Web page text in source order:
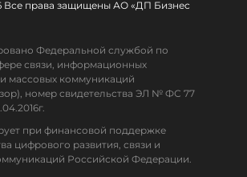
Все права защищены АО «ДП Бизнес
Федеральной службой по
связи, информационных
массовых коммуникаций
номер свидетельства ЭЛ № ФС 77
при финансовой поддержке
цифрового развития, связи и
Российской Федерации.